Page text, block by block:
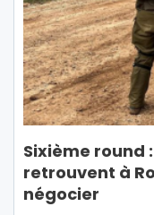
Sixième round
retrouvent à
négocier